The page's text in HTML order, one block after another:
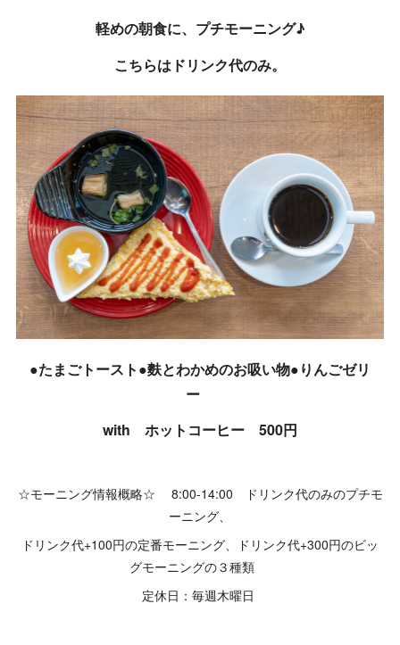
軽めの朝食に、プチモーニング♪
こちらはドリンク代のみ。
●たまごトースト●麩とわかめのお吸い物●りんごゼリ
ー
with ホットコーヒー 500円
☆モーニング情報概略☆ 8:00-14:00 ドリンク代のみのプチモ
ーニング、
ドリンク代+100円の定番モーニング、ドリンク代+300円のビッ
グモーニングの３種類
定休日：毎週木曜日